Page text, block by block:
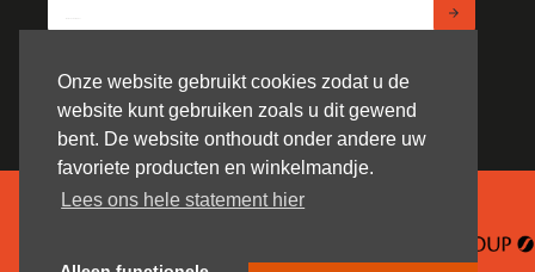
Onze website gebruikt cookies zodat u de
website kunt gebruiken zoals u dit gewend
bent. De website onthoudt onder andere uw
favoriete producten en winkelmandje.
Lees ons hele statement hier